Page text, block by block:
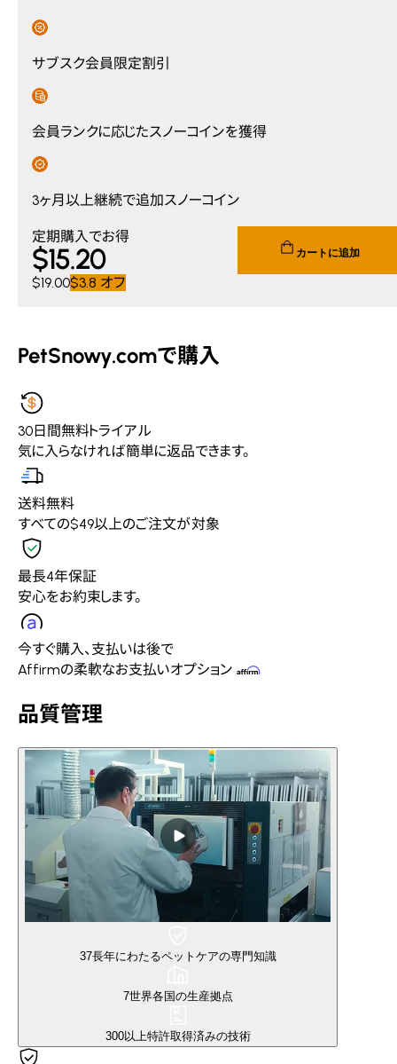
サブスク会員限定割引
会員ランクに応じたスノーコインを獲得
3ヶ月以上継続で追加スノーコイン
Current price $15.20. Original price $19.00. You save
定期購入でお得
$15.20
$19.00$3.8 オフ
カートに追加
PetSnowy.comで購入
30日間無料トライアル
気に入らなければ簡単に返品できます。
送料無料
すべての$49以上のご注文が対象
最長4年保証
安心をお約束します。
今すぐ購入、支払いは後で
Affirmの柔軟なお支払いオプション
品質管理
37長年にわたるペットケアの専門知識
7世界各国の生産拠点
300以上特許取得済みの技術